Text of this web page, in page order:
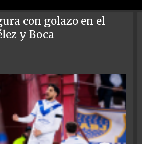
con golazo en el
y Boca